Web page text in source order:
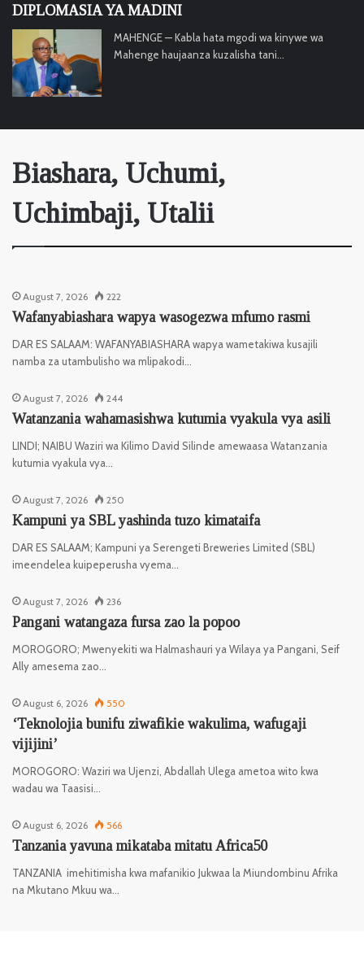
DIPLOMASIA YA MADINI
MAHENGE — Kabla hata mgodi wa kinywe wa
Mahenge haujaanza kuzalisha tani…
Biashara, Uchumi,
Uchimbaji, Utalii
August 7, 2026 222
Wafanyabiashara wapya wasogezwa mfumo rasmi
DAR ES SALAAM: WAFANYABIASHARA wapya wametakiwa kusajili
namba za utambulisho wa mlipakodi…
August 7, 2026 244
Watanzania wahamasishwa kutumia vyakula vya asili
LINDI; NAIBU Waziri wa Kilimo David Silinde amewaasa Watanzania
kutumia vyakula vya…
August 7, 2026 250
Kampuni ya SBL yashinda tuzo kimataifa
DAR ES SALAAM; Kampuni ya Serengeti Breweries Limited (SBL)
imeendelea kuipeperusha vyema…
August 7, 2026 236
Pangani watangaza fursa zao la popoo
MOROGORO; Mwenyekiti wa Halmashauri ya Wilaya ya Pangani, Seif
Ally amesema zao…
August 6, 2026 550
‘Teknolojia bunifu ziwafikie wakulima, wafugaji
vijijini’
MOROGORO: Waziri wa Ujenzi, Abdallah Ulega ametoa wito kwa
wadau wa Taasisi…
August 6, 2026 566
Tanzania yavuna mikataba mitatu Africa50
TANZANIA imehitimisha kwa mafanikio Jukwaa la Miundombinu Afrika
na Mkutano Mkuu wa…